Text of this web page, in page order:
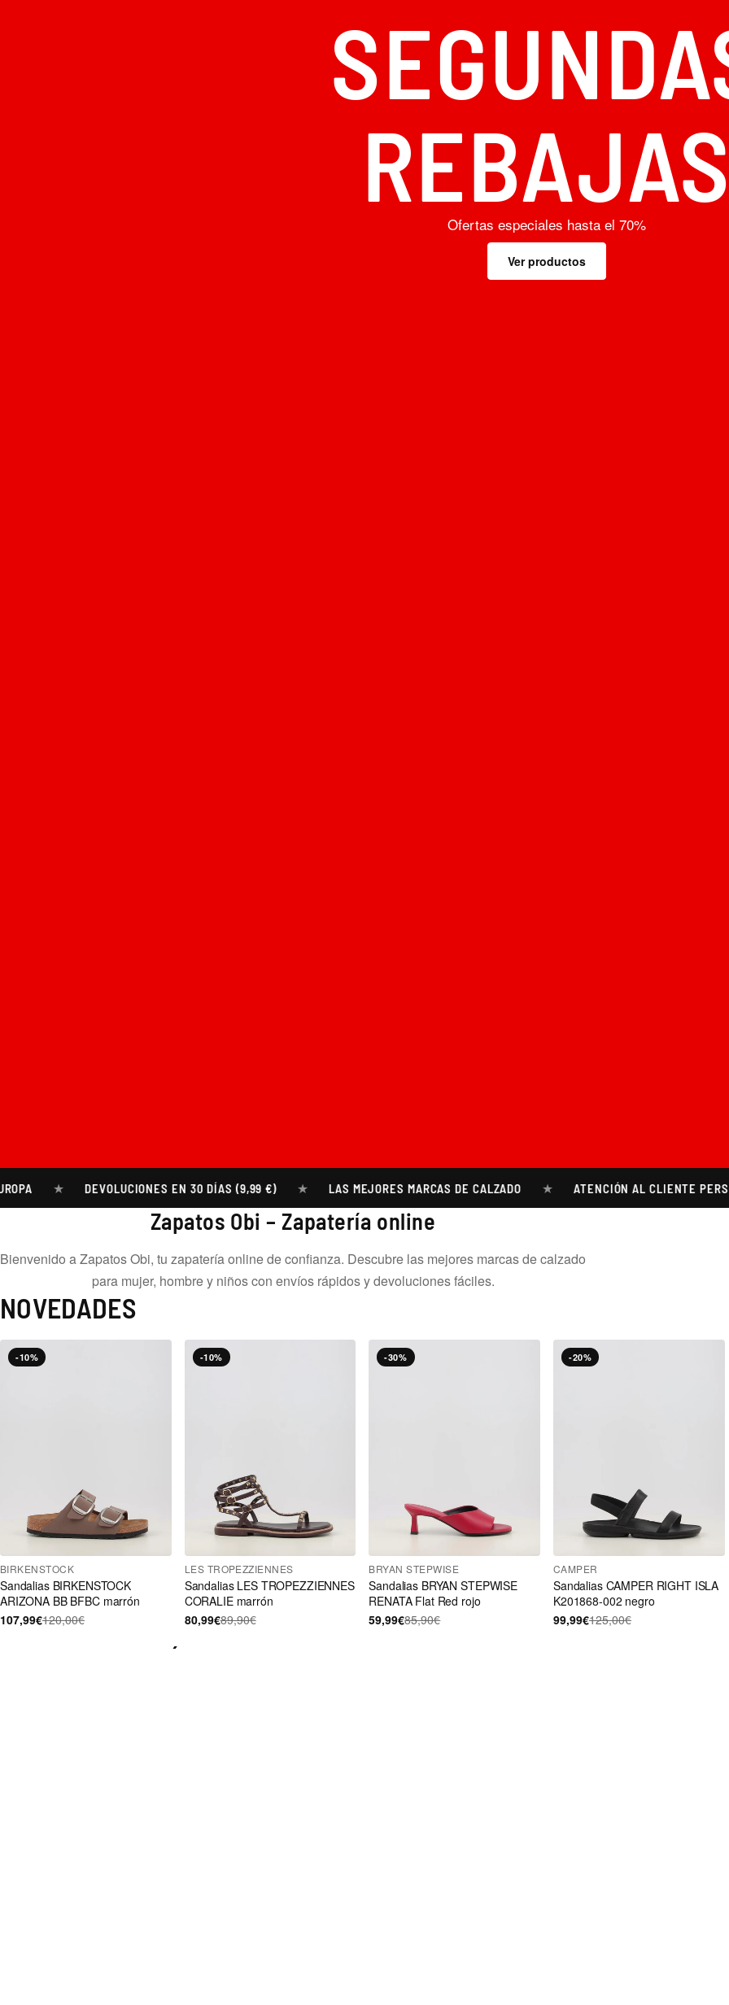
Ofertas especiales hasta el 70%
Ver productos
★ DEVOLUCIONES EN 30 DÍAS (9,99 €) ★ LAS MEJORES MARCAS DE CALZADO ★ ATENCIÓN AL CLIENTE
Zapatos Obi – Zapatería online
Bienvenido a Zapatos Obi, tu zapatería online de confianza. Descubre las mejores marcas de calzado
para mujer, hombre y niños con envíos rápidos y devoluciones fáciles.
NOVEDADES
-10%
BIRKENSTOCK
Sandalias BIRKENSTOCK
ARIZONA BB BFBC marrón
107,99€120,00€
-10%
LES TROPEZZIENNES
Sandalias LES TROPEZZIENNES
CORALIE marrón
80,99€89,90€
-30%
BRYAN STEPWISE
Sandalias BRYAN STEPWISE
RENATA Flat Red rojo
59,99€85,90€
-20%
CAMPER
Sandalias CAMPER RIGHT ISLA
K201868-002 negro
99,99€125,00€
COMPRA POR GÉNERO